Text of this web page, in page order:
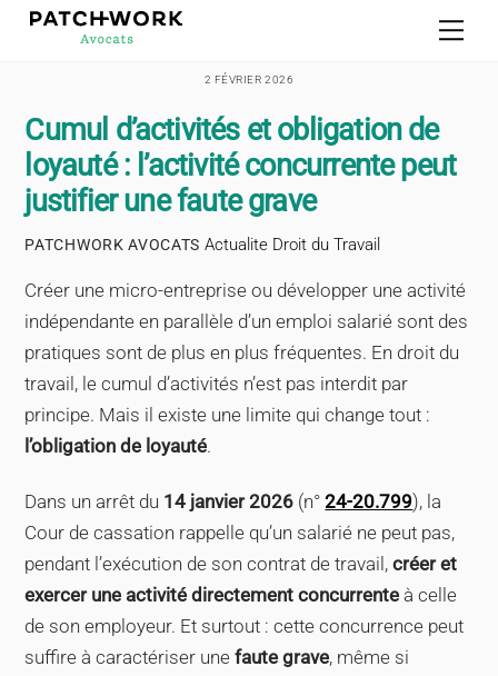
Skip
2 FÉVRIER 2026
Cumul d’activités et obligation de
loyauté : l’activité concurrente peut
justifier une faute grave
PATCHWORK AVOCATS Actualite Droit du Travail
Créer une micro-entreprise ou développer une activité
indépendante en parallèle d’un emploi salarié sont des
pratiques sont de plus en plus fréquentes. En droit du
travail, le cumul d’activités n’est pas interdit par
principe. Mais il existe une limite qui change tout :
l’obligation de loyauté.
Dans un arrêt du 14 janvier 2026 (n°24-20.799), la
Cour de cassation rappelle qu’un salarié ne peut pas,
pendant l’exécution de son contrat de travail,créer et
exercer une activité directement concurrente à celle
de son employeur. Et surtout : cette concurrence peut
suffire à caractériser unefaute grave, même si